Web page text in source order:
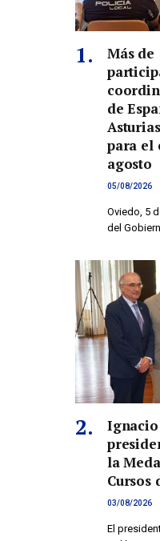
Más de
de
para el
agosto
05/08/2026
Oviedo, 5
del
Ignacio
la
Cursos
03/08/2026
El